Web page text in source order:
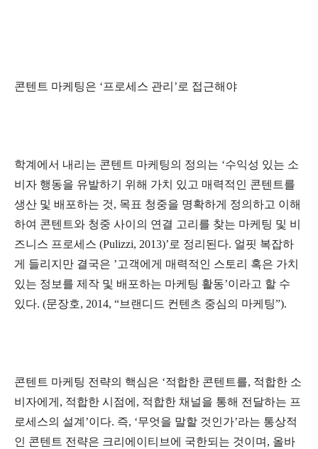
콘텐트 마케팅은 ‘프로세스 관리’로 접근해야
학계에서 내리는 콘텐트 마케팅의 정의는 ‘수익성 있는 소
비자 행동을 유발하기 위해 가치 있고 매력적인 콘텐트를
생산 및 배포하는 것, 목표 청중을 명확하게 정의하고 이해
하여 콘텐트와 청중 사이의 연결 고리를 찾는 마케팅 및 비
즈니스 프로세스 (Pulizzi, 2013)’로 정리된다. 얼핏 복잡하
게 들리지만 결국은 ’고객에게 매력적인 스토리 혹은 가치
있는 정보를 제작 및 배포하는 마케팅 활동’이라고 할 수
있다. (문장호, 2014, “브랜디드 컨텐츠 중심의 마케팅”).
콘텐트 마케팅 전략의 핵심은 ‘적합한 콘텐트를, 적합한 소
비자에게, 적합한 시점에, 적합한 채널을 통해 전달하는 프
로세스의 설계’이다. 즉, ‘무엇을 말할 것인가’라는 통상적
인 콘텐트 전략은 크리에이티브에 국한되는 것이며, 올바